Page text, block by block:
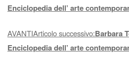
Enciclopedia dell’ arte
AVANTIArticolo successivo:Barbara
Enciclopedia dell’ arte